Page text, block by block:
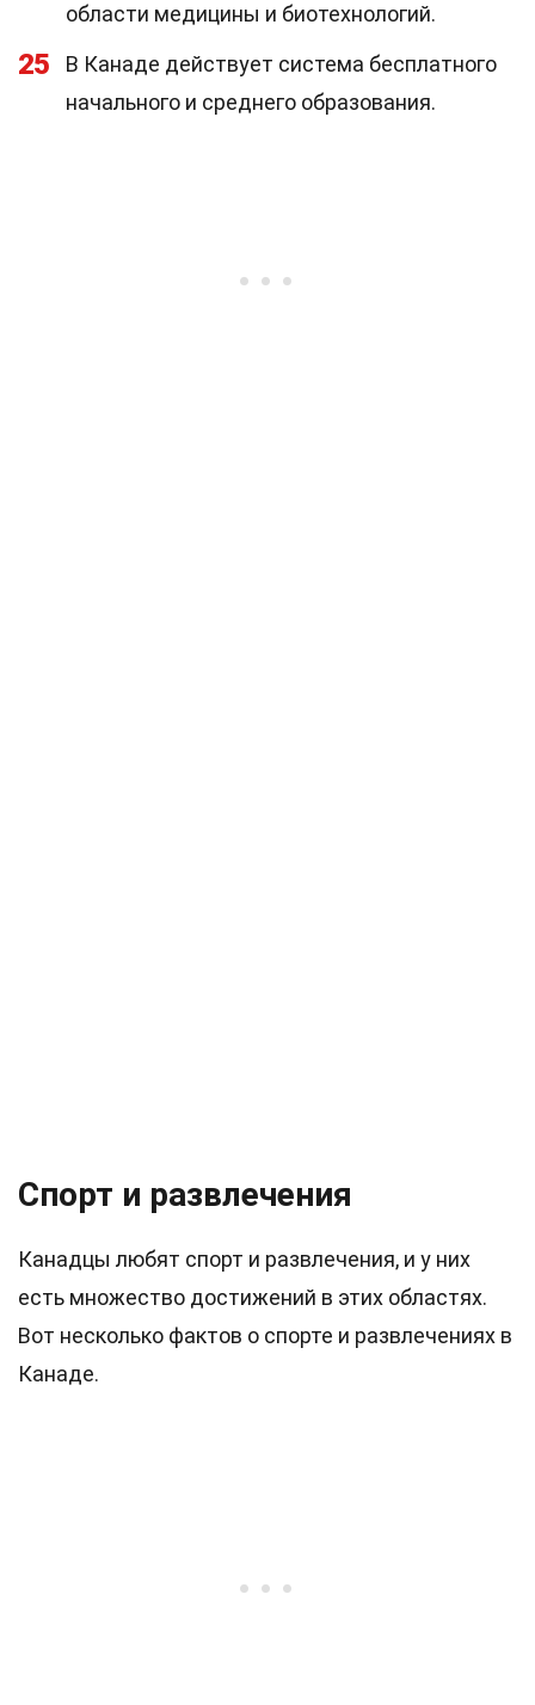
области медицины и биотехнологий.
25
В Канаде действует система бесплатного
начального и среднего образования.
Спорт и развлечения
Канадцы любят спорт и развлечения, и у них
есть множество достижений в этих областях.
Вот несколько фактов о спорте и развлечениях в
Канаде.